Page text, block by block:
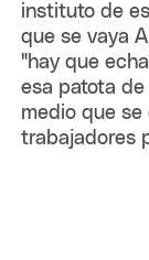
instituto de
que se vaya
"hay que
esa patota
medio que
trabajadores